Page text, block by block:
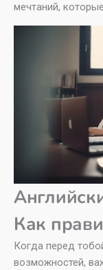
мечтаний,
Как
Когда перед
возможностей,